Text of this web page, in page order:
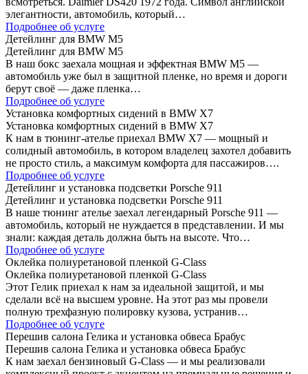
элегантности, автомобиль, который…
Подробнее об услуге
Детейлинг для BMW M5
Детейлинг для BMW M5
В наш бокс заехала мощная и эффектная BMW M5 —
автомобиль уже был в защитной пленке, но время и дороги
берут своё — даже пленка…
Подробнее об услуге
Установка комфортных сидений в BMW X7
Установка комфортных сидений в BMW X7
К нам в тюнинг-ателье приехал BMW X7 — мощный и
солидный автомобиль, в котором владелец захотел добавить
не просто стиль, а максимум комфорта для пассажиров….
Подробнее об услуге
Детейлинг и установка подсветки Porsche 911
Детейлинг и установка подсветки Porsche 911
В наше тюнинг ателье заехал легендарный Porsche 911 —
автомобиль, который не нуждается в представлении. И мы
знали: каждая деталь должна быть на высоте. Что…
Подробнее об услуге
Оклейка полиуретановой пленкой G-Class
Оклейка полиуретановой пленкой G-Class
Этот Гелик приехал к нам за идеальной защитой, и мы
сделали всё на высшем уровне. На этот раз мы провели
полную трехфазную полировку кузова, устранив…
Подробнее об услуге
Перешив салона Гелика и установка обвеса Брабус
Перешив салона Гелика и установка обвеса Брабус
К нам заехал бензиновый G-Class — и мы реализовали